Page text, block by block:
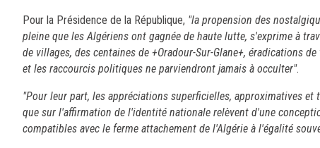
Pour la Présidence de la République, "la propension des
pleine que les Algériens ont gagnée de haute lutte, s'exprime à
de villages, des centaines de +Oradour-Sur-Glane+, éradications
et les raccourcis politiques ne parviendront jamais à occulter".
"Pour leur part, les appréciations superficielles, approximatives
que sur l'affirmation de l'identité nationale relèvent d'une
compatibles avec le ferme attachement de l'Algérie à l'égalité